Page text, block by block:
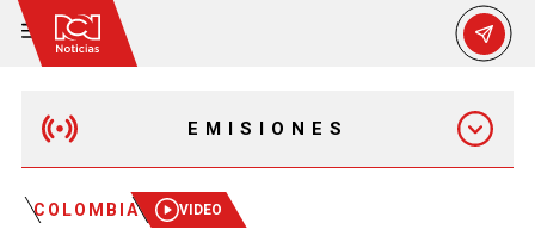
EMISIONES
EMISIÓN 12:30 PM
COLOMBIA VIDEO